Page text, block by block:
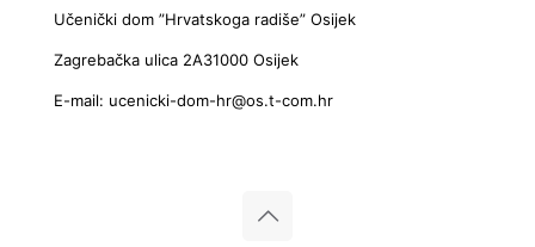
Učenički dom ”Hrvatskoga radiše” Osijek
Zagrebačka ulica 2A31000 Osijek
E-mail: ucenicki-dom-hr@os.t-com.hr